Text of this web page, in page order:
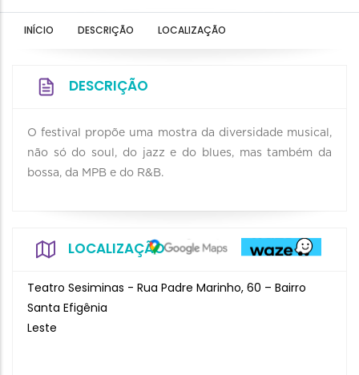
INÍCIO DESCRIÇÃO LOCALIZAÇÃO
DESCRIÇÃO
O festival propõe uma mostra da diversidade musical,
não só do soul, do jazz e do blues, mas também da
bossa, da MPB e do R&B.
LOCALIZAÇÃO
Teatro Sesiminas - Rua Padre Marinho, 60 – Bairro
Santa Efigênia
Leste